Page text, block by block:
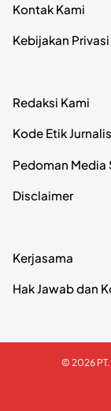
Kontak Kami
Kebijakan Privasi
Redaksi Kami
Kode Etik
Pedoman Media
Disclaimer
Kerjasama
Hak Jawab dan
© 2026